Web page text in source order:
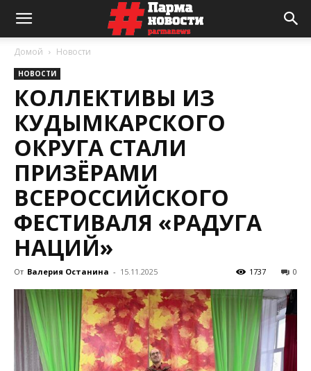
Домой Новости
НОВОСТИ
КОЛЛЕКТИВЫ ИЗ
КУДЫМКАРСКОГО
ОКРУГА СТАЛИ
ПРИЗЁРАМИ
ВСЕРОССИЙСКОГО
ФЕСТИВАЛЯ «РАДУГА
НАЦИЙ»
От Валерия Останина - 15.11.2025 0
1737